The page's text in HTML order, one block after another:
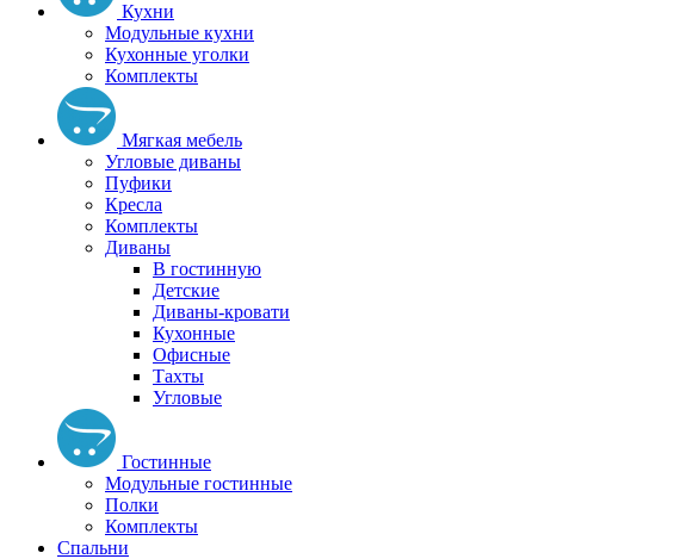
Кухни
Модульные кухни
Кухонные уголки
Комплекты
Мягкая мебель
Угловые диваны
Пуфики
Кресла
Комплекты
Диваны
В гостинную
Детские
Диваны-кровати
Кухонные
Офисные
Тахты
Угловые
Гостинные
Модульные гостинные
Полки
Комплекты
Спальни